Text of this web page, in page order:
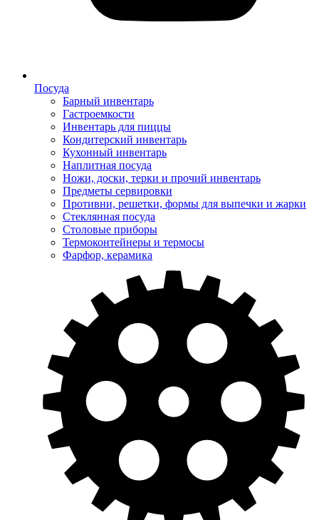
Посуда
Барный инвентарь
Гастроемкости
Инвентарь для пиццы
Кондитерский инвентарь
Кухонный инвентарь
Наплитная посуда
Ножи, доски, терки и прочий инвентарь
Предметы сервировки
Противни, решетки, формы для выпечки и жарки
Стеклянная посуда
Столовые приборы
Термоконтейнеры и термосы
Фарфор, керамика